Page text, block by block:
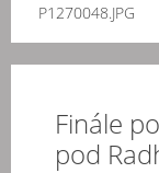
P1270048.JPG
Finále
pod